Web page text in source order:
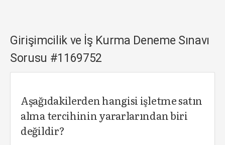
Girişimcilik ve İş Kurma Deneme Sınavı
Sorusu #1169752
Aşağıdakilerden hangisi işletme satın
alma tercihinin yararlarından biri
değildir?